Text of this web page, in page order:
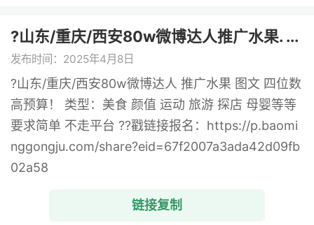
?山东/重庆/西安80w微博达人推广水果. ...
发布时间：2025年4月8日
?山东/重庆/西安80w微博达人 推广水果 图文 四位数
高预算！ 类型：美食 颜值 运动 旅游 探店 母婴等等
要求简单 不走平台 ??戳链接报名：https://p.baomi
nggongju.com/share?eid=67f2007a3ada42d09fb
02a58
链接复制